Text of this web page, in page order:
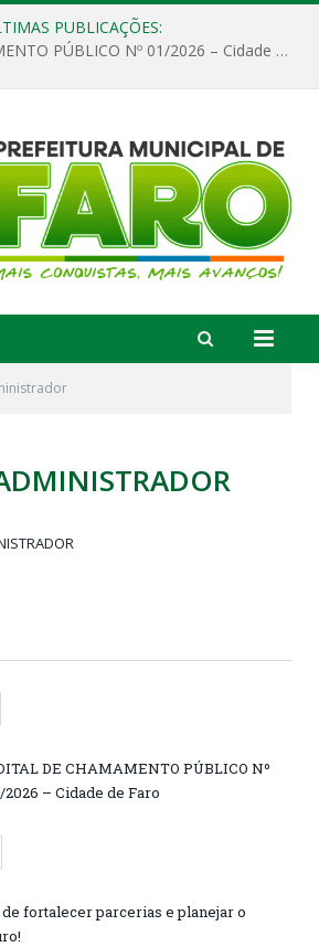
PUBLICAÇÕES:
EDITAL DE CHAMAMENTO PÚBLICO Nº 01/2026 – Cidade de Faro
DE CHAMAMENTO PÚBLICO Nº
2026 – Cidade de Faro
de fortalecer parcerias e planejar o